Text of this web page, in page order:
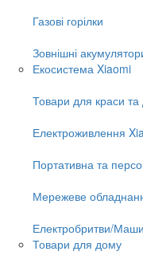
Газові горілки
Зовнішні
Екосистема Xiaomi
Товари для краси
Електроживлення
Портативна та
Мережеве
Електробритви/
Товари для дому